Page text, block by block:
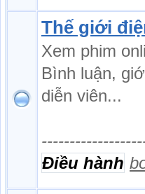
Thế giới
Xem phim
Bình luận,
diễn viên...
Điều hành